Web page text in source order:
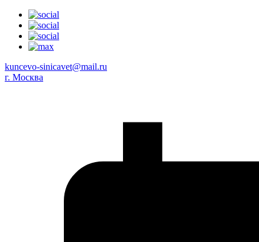
kuncevo-sinicavet@mail.ru
г. Москва